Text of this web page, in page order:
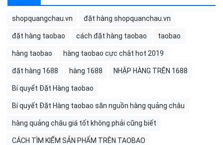
shopquangchau.vn đặt hàng shopquanchau.vn
đặt hàng taobao cách đặt hàng taobao taobao
hàng taobao hàng taobao cực chât hot 2019
đặt hàng 1688 hàng 1688 NHẬP HÀNG TRÊN 1688
Bí quyết Đặt Hàng taobao
Bí quyết Đặt Hàng taobao săn nguồn hàng quảng châu
hàng quảng châu giá tốt không phải cũng biết
CÁCH TÌM KIẾM SẢN PHẨM TRÊN TAOBAO